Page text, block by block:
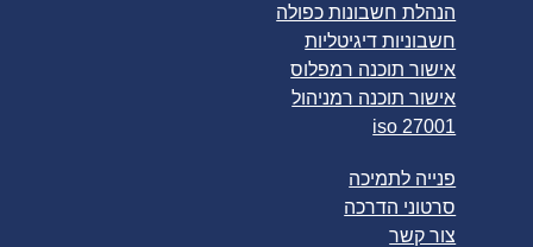
הנהלת חשבונות כפולה
חשבוניות דיגיטליות
אישור תוכנה רמפלוס
אישור תוכנה רמניהול
iso 27001
פנייה לתמיכה
סרטוני הדרכה
צור קשר